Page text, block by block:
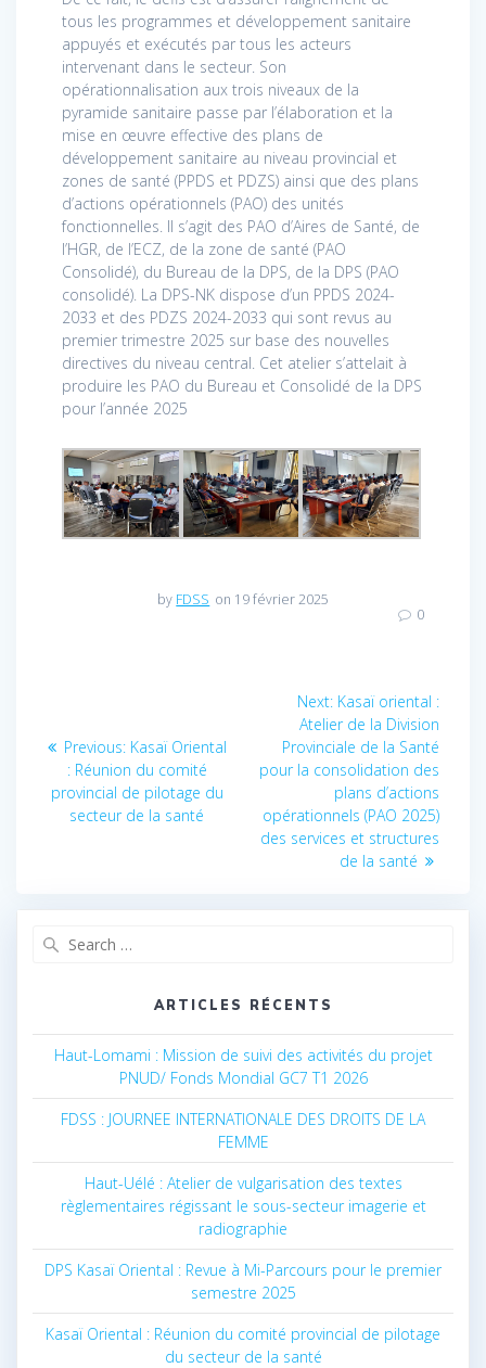
tous les programmes et développement sanitaire
appuyés et exécutés par tous les acteurs
intervenant dans le secteur. Son
opérationnalisation aux trois niveaux de la
pyramide sanitaire passe par l’élaboration et la
mise en œuvre effective des plans de
développement sanitaire au niveau provincial et
zones de santé (PPDS et PDZS) ainsi que des plans
d’actions opérationnels (PAO) des unités
fonctionnelles. Il s’agit des PAO d’Aires de Santé, de
l’HGR, de l’ECZ, de la zone de santé (PAO
Consolidé), du Bureau de la DPS, de la DPS (PAO
consolidé). La DPS-NK dispose d’un PPDS 2024-
2033 et des PDZS 2024-2033 qui sont revus au
premier trimestre 2025 sur base des nouvelles
directives du niveau central. Cet atelier s’attelait à
produire les PAO du Bureau et Consolidé de la DPS
pour l’année 2025
by FDSS on 19 février 2025
0
de
l’article
Previous: Previous
post:
Kasaï Oriental
: Réunion du comité
provincial de pilotage du
secteur de la santé
Next: Next
post:
Kasaï oriental :
Atelier de la Division
Provinciale de la Santé
pour la consolidation des
plans d’actions
opérationnels (PAO 2025)
des services et structures
de la santé
ARTICLES RÉCENTS
Haut-Lomami : Mission de suivi des activités du projet
PNUD/ Fonds Mondial GC7 T1 2026
FDSS : JOURNEE INTERNATIONALE DES DROITS DE LA
FEMME
Haut-Uélé : Atelier de vulgarisation des textes
règlementaires régissant le sous-secteur imagerie et
radiographie
DPS Kasaï Oriental : Revue à Mi-Parcours pour le premier
semestre 2025
Kasaï Oriental : Réunion du comité provincial de pilotage
du secteur de la santé